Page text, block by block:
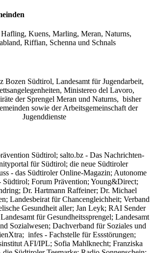
Kuens, Marling, Meran, Naturns,
Riffian, Schenna und Schnals
Bozen Südtirol, Landesamt für Jugendarbeit,
Ministereo del Lavoro,
der Sprengel Meran und Naturns, bisher
sowie der Arbeitsgemeinschaft der
Jugenddienste
Südtirol; salto.bz - Das Nachrichten-
für Südtirol; die neue Südtiroler
- das Südtiroler Online-Magazin; Autonome
Südtirol; Forum Prävention; Young&Direct;
Dr. Hartmann Raffeiner; Dr. Michael
Landesbeirat für Chancengleichheit; Verband
Gesundheit aller; Jan Leyk; RAI Sender
für Gesundheitssprengel; Landesamt
Sozialwesen; Dachverband für Soziales und
infes - Fachstelle für Essstörungen;
AFI/IPL; Sofia Mahlknecht; Franziska